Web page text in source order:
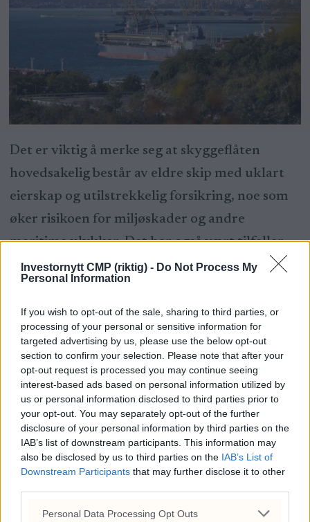
Investornytt CMP (riktig) - Do Not Process My
Personal Information
If you wish to opt-out of the sale, sharing to third parties, or
processing of your personal or sensitive information for
targeted advertising by us, please use the below opt-out
section to confirm your selection. Please note that after your
opt-out request is processed you may continue seeing
interest-based ads based on personal information utilized by
us or personal information disclosed to third parties prior to
your opt-out. You may separately opt-out of the further
disclosure of your personal information by third parties on the
IAB’s list of downstream participants. This information may
also be disclosed by us to third parties on the IAB’s List of
Downstream Participants that may further disclose it to other
Personal Data Processing Opt Outs
Det er viktig å merke seg at skyggeflåten
hovedsakelig består av eldre skip med uklart
eierskap og utilstrekkelig forsikring, noe som
øker risikoen for miljøskader og andre
maritime ulykker. Det har også vært tilfeller
som virker å dreie seg om bevisst sabotasje mot
internasjonal oppmerksomhet og tiltak for å
regulere og begrense aktivitetene til slike
fartøy.
— Skyggeflåten er en sektor med minimal
compliance. Det er frustrerende for dem som
opererer i henhold til strenge standarder, å se
andre aktører ignorere regelverk, sier Sjåstad.